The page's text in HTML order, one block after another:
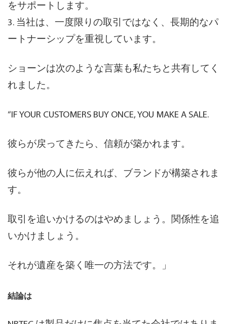
をサポートします。
3. 当社は、一度限りの取引ではなく、長期的なパ
ートナーシップを重視しています。
ショーンは次のような言葉も私たちと共有してく
れました。
“IF YOUR CUSTOMERS BUY ONCE, YOU MAKE A SALE.
彼らが戻ってきたら、信頼が築かれます。
彼らが他の人に伝えれば、ブランドが構築されま
す。
取引を追いかけるのはやめましょう。関係性を追
いかけましょう。
それが遺産を築く唯一の方法です。」
結論は